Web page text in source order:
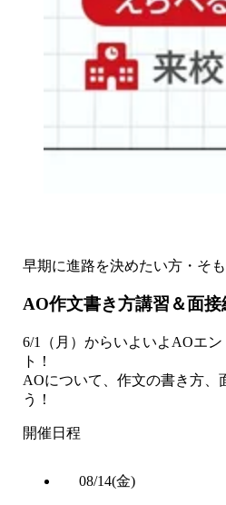
早期に進路を決めたい方・そ
AO作文書き方講習＆面
6/1（月）からいよいよAOエ
ト！
AOについて、作文の書き方、
う！
開催日程
08/14(金)